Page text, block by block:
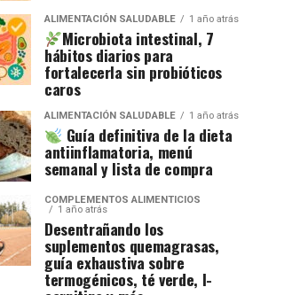
ALIMENTACIÓN SALUDABLE 1 año atrás
Microbiota intestinal, 7
hábitos diarios para
fortalecerla sin probióticos
caros
ALIMENTACIÓN SALUDABLE 1 año atrás
Guía definitiva de la dieta
antiinflamatoria, menú
semanal y lista de compra
COMPLEMENTOS ALIMENTICIOS
1 año atrás
Desentrañando los
suplementos quemagrasas,
guía exhaustiva sobre
termogénicos, té verde, l-